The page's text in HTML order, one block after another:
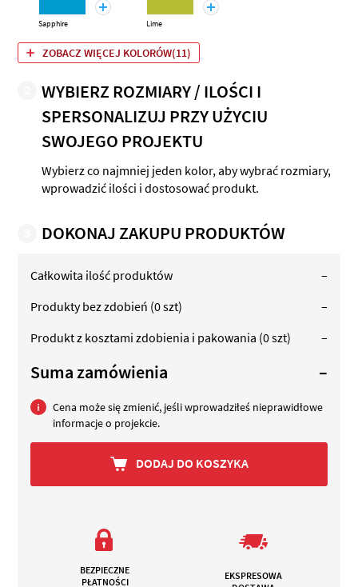
Sapphire Lime
ZOBACZ WIĘCEJ KOLORÓW(11)
WYBIERZ ROZMIARY / ILOŚCI I
SPERSONALIZUJ PRZY UŻYCIU
SWOJEGO PROJEKTU
Wybierz co najmniej jeden kolor, aby wybrać rozmiary,
wprowadzić ilości i dostosować produkt.
DOKONAJ ZAKUPU PRODUKTÓW
BEZPIECZNE
PŁATNOŚCI
EKSPRESOWA
Całkowita ilość produktów
–
Produkty bez zdobień (0 szt)
–
Produkt z kosztami zdobienia i pakowania (0 szt) –
Suma zamówienia –
Cena może się zmienić, jeśli wprowadziłeś nieprawidłowe
informacje o projekcie.
DODAJ DO KOSZYKA